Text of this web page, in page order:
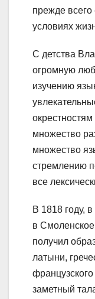
прежде всего
условиях
С детства
огромную
изучению
множество
множество
стремлению
все
В 1818 году,
в
получил
латыни,
заметный